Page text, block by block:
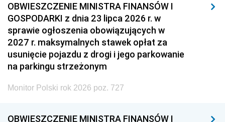
OBWIESZCZENIE MINISTRA FINANSÓW I
GOSPODARKI z dnia 23 lipca 2026 r. w
sprawie ogłoszenia obowiązujących w
2027 r. maksymalnych stawek opłat za
usunięcie pojazdu z drogi i jego parkowanie
na parkingu strzeżonym
Monitor Polski rok 2026 poz. 727
OBWIESZCZENIE MINISTRA FINANSÓW I